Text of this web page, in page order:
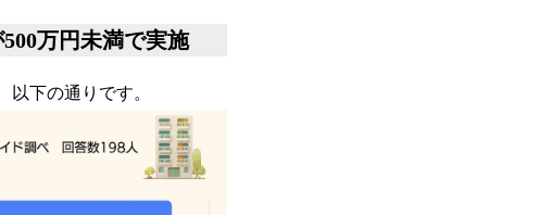
万円未満で実施
下の通りです。